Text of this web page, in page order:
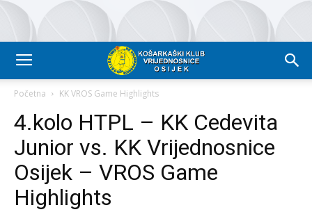
Početna KK VROS Game Highlights
4.kolo HTPL – KK Cedevita
Junior vs. KK Vrijednosnice
Osijek – VROS Game
Highlights